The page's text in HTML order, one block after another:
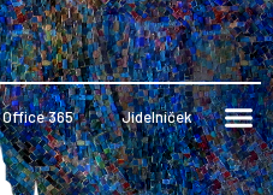
Office 365 Jídelníček